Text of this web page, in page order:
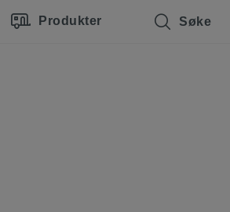
Produkter Søke